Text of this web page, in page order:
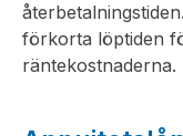
förkorta löptiden
räntekostnaderna.